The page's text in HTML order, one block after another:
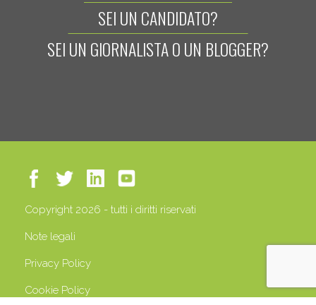
SEI UN CANDIDATO?
SEI UN GIORNALISTA O UN BLOGGER?
Copyright 2026 - tutti i diritti riservati
Note legali
Privacy Policy
Cookie Policy